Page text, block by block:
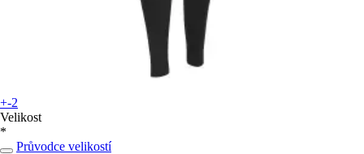
+-2
Velikost
*
Průvodce velikostí